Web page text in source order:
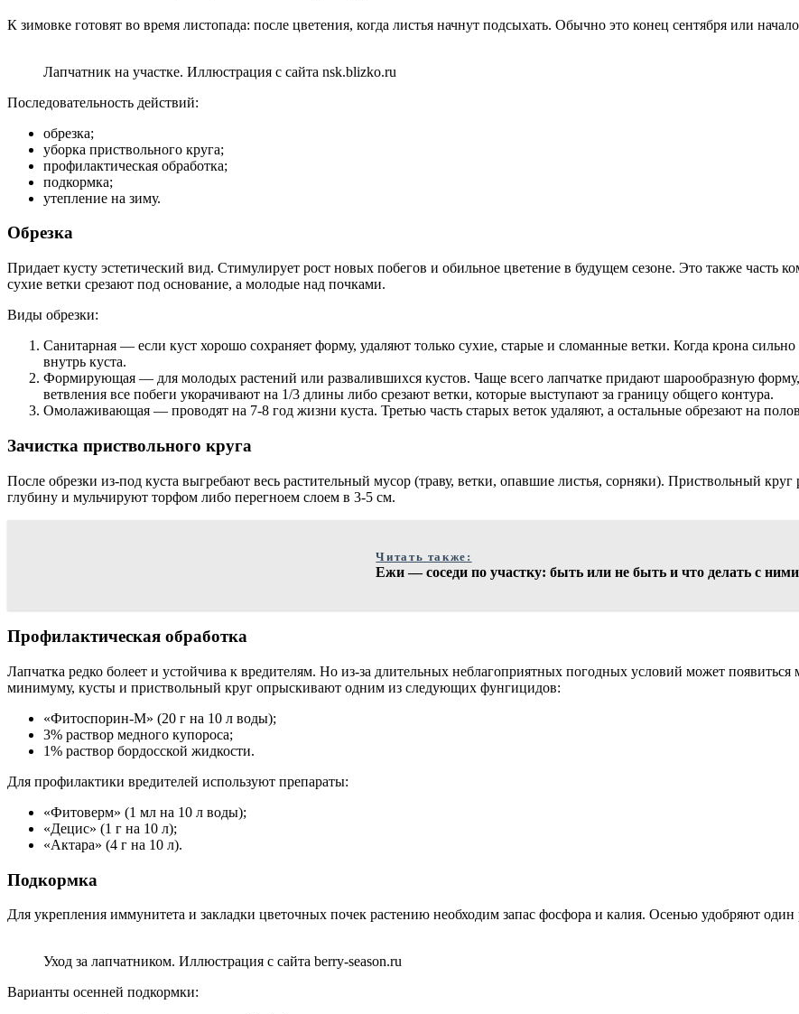
К зимовке готовят во время листопада: после цветения, когда листья начнут подсыхать. Обычно это конец сентября или
Лапчатник на участке. Иллюстрация с сайта nsk.blizko.ru
Последовательность действий:
обрезка;
уборка приствольного круга;
профилактическая обработка;
подкормка;
утепление на зиму.
Обрезка
Придает кусту эстетический вид. Стимулирует рост новых побегов и обильное цветение в будущем сезоне. Это также часть
сухие ветки срезают под основание, а молодые над почками.
Виды обрезки:
Санитарная — если куст хорошо сохраняет форму, удаляют только сухие, старые и сломанные ветки. Когда крона
внутрь куста.
Формирующая — для молодых растений или развалившихся кустов. Чаще всего лапчатке придают шарообразную
ветвления все побеги укорачивают на 1/3 длины либо срезают ветки, которые выступают за границу общего контура.
Омолаживающая — проводят на 7-8 год жизни куста. Третью часть старых веток удаляют, а остальные обрезают на
Зачистка приствольного круга
После обрезки из-под куста выгребают весь растительный мусор (траву, ветки, опавшие листья, сорняки). Приствольный
глубину и мульчируют торфом либо перегноем слоем в 3-5 см.
Читать также:
Ежи — соседи по участку: быть или не быть и что делать с ними
Профилактическая обработка
Лапчатка редко болеет и устойчива к вредителям. Но из-за длительных неблагоприятных погодных условий может
минимуму, кусты и приствольный круг опрыскивают одним из следующих фунгицидов:
«Фитоспорин-М» (20 г на 10 л воды);
3% раствор медного купороса;
1% раствор бордосской жидкости.
Для профилактики вредителей используют препараты:
«Фитоверм» (1 мл на 10 л воды);
«Децис» (1 г на 10 л);
«Актара» (4 г на 10 л).
Подкормка
Для укрепления иммунитета и закладки цветочных почек растению необходим запас фосфора и калия. Осенью удобряют один
Уход за лапчатником. Иллюстрация с сайта berry-season.ru
Варианты осенней подкормки: